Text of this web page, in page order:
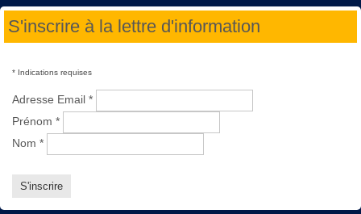
S'inscrire à la lettre d'information
* Indications requises
Adresse Email *
Prénom *
Nom *